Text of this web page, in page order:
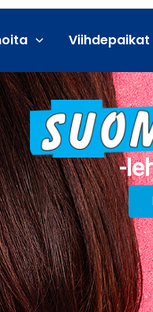
Viihdepaikat